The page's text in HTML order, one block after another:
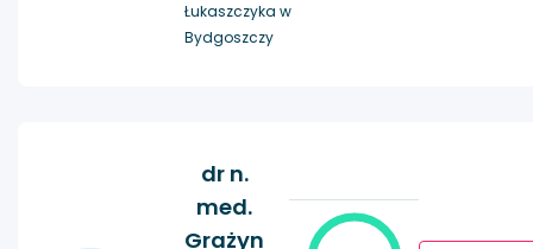
Łukaszczyka w
Bydgoszczy
dr n.
med.
Grażyn